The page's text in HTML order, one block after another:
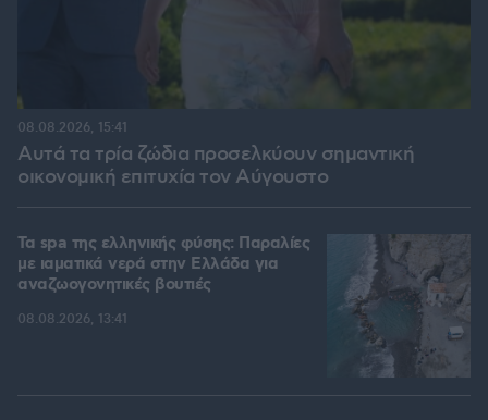
Αυτά τα τρία ζώδια προσελκύουν σημαντική
οικονομική επιτυχία τον Αύγουστο
08.08.2026, 15:41
Τα spa της ελληνικής φύσης: Παραλίες
με ιαματικά νερά στην Ελλάδα για
αναζωογονητικές βουτιές
08.08.2026, 13:41